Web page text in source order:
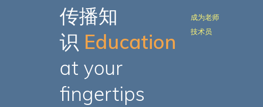
传播知
识 Education
at your
fingertips
成为老师
技术员